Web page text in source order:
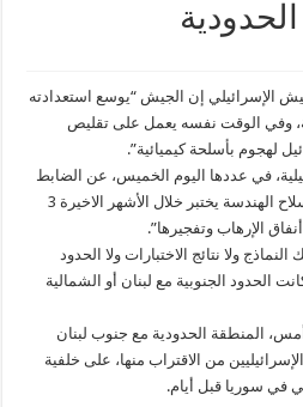
الإسرائيلي إن الجيش “يوسع استعدادته
وفي الوقت نفسه يعمل على تقليص
لهجوم بأسلحة كيميائية”.
في عددها اليوم الخميس، عن الضابط
الذي لم تنشر اسمه، القول إن “سلاح الهندسة يختبر خلال الأشهر الاخيرة 3
الإرهاب وتفجيرها”.
ولا نتائج الاختبارات ولا الحدود
الحدود الجنوبية مع لبنان أو الشمالية
المنطقة الحدودية مع جنوب لبنان
من الاقتراب منها، على خلفية
في سوريا قبل أيام.